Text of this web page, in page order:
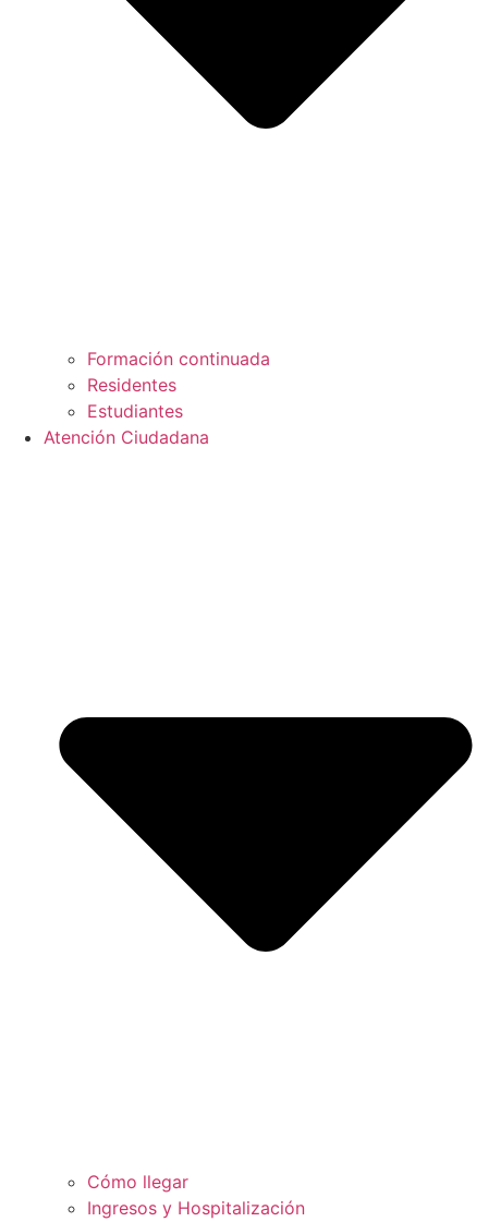
Formación continuada
Residentes
Estudiantes
Atención Ciudadana
Cómo llegar
Ingresos y Hospitalización